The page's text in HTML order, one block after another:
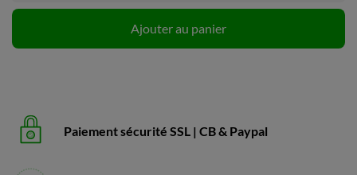
Ajouter au panier
Paiement sécurité SSL | CB & Paypal